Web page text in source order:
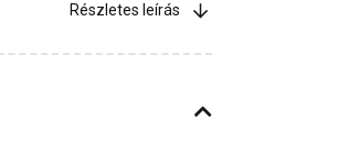
Részletes leírás